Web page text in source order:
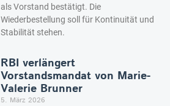
als Vorstand bestätigt. Die
Wiederbestellung soll für Kontinuität und
Stabilität stehen.
RBI verlängert
Vorstandsmandat von Marie-
Valerie Brunner
5. März 2026